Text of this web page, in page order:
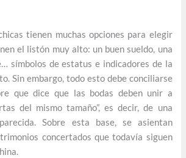
tienen muchas opciones para elegir
el listón muy alto: un buen sueldo, una
símbolos de estatus e indicadores de la
Sin embargo, todo esto debe conciliarse
que dice que las bodas deben unir a
del mismo tamaño”, es decir, de una
Sobre esta base, se asientan
concertados que todavía siguen